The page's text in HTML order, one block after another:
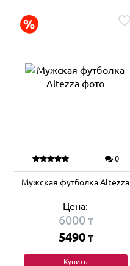
0
Мужская футболка Altezza
Цена:
6000₸
5490 ₸
Купить